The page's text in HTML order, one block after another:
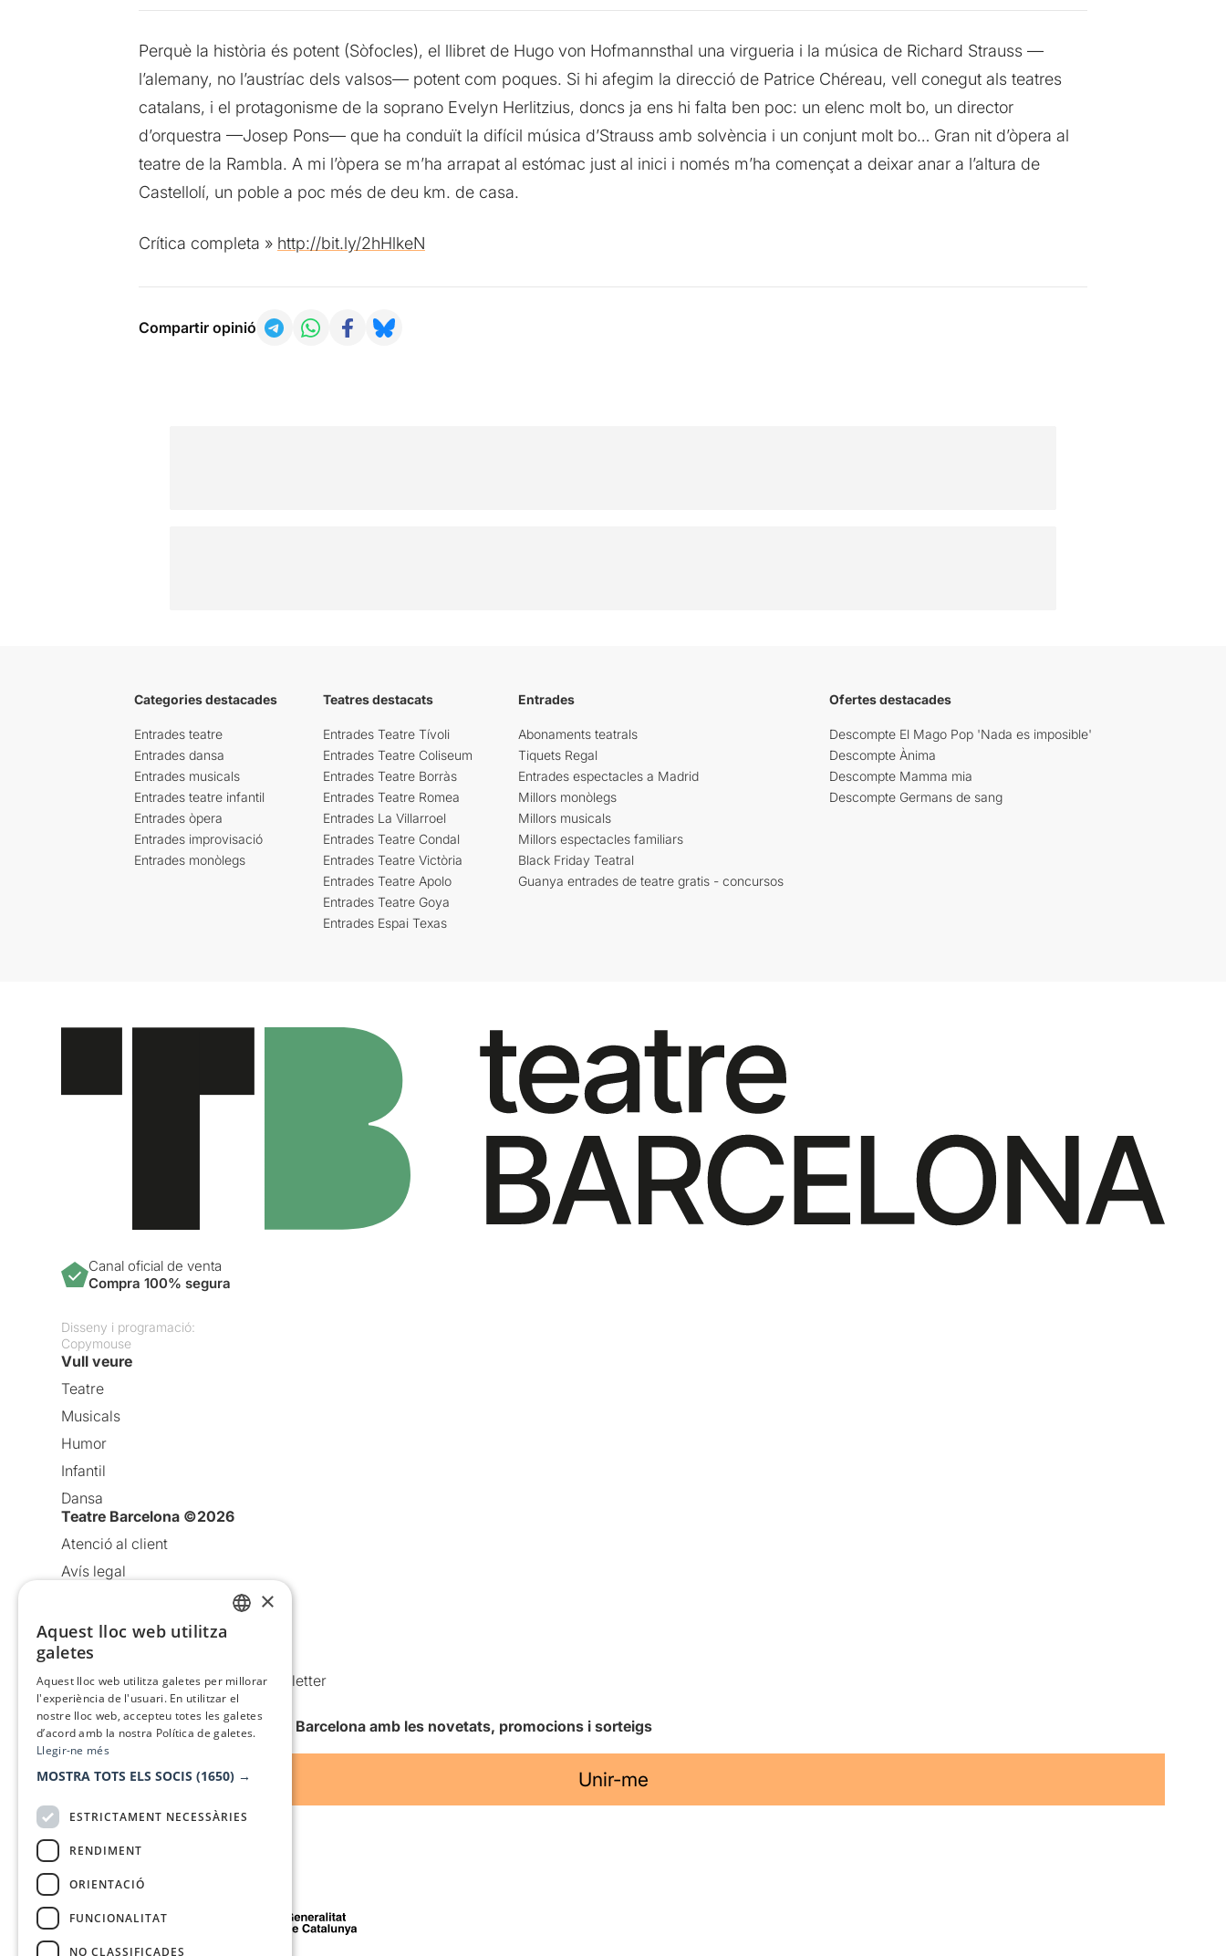
Perquè la història és potent (Sòfocles), el llibret de Hugo von Hofmannsthal una virgueria i la música de Richard Strauss —
l’alemany, no l’austríac dels valsos— potent com poques. Si hi afegim la direcció de Patrice Chéreau, vell conegut als teatres
catalans, i el protagonisme de la soprano Evelyn Herlitzius, doncs ja ens hi falta ben poc: un elenc molt bo, un director
d’orquestra —Josep Pons— que ha conduït la difícil música d’Strauss amb solvència i un conjunt molt bo… Gran nit d’òpera al
teatre de la Rambla. A mi l’òpera se m’ha arrapat al estómac just al inici i només m’ha començat a deixar anar a l’altura de
Castellolí, un poble a poc més de deu km. de casa.
Crítica completa » http://bit.ly/2hHlkeN
Compartir opinió
Categories destacades
Entrades teatre
Entrades dansa
Entrades musicals
Entrades teatre infantil
Entrades òpera
Entrades improvisació
Entrades monòlegs
Teatres destacats
Entrades Teatre Tívoli
Entrades Teatre Coliseum
Entrades Teatre Borràs
Entrades Teatre Romea
Entrades La Villarroel
Entrades Teatre Condal
Entrades Teatre Victòria
Entrades Teatre Apolo
Entrades Teatre Goya
Entrades Espai Texas
Entrades
Abonaments teatrals
Tiquets Regal
Entrades espectacles a Madrid
Millors monòlegs
Millors musicals
Millors espectacles familiars
Black Friday Teatral
Guanya entrades de teatre gratis - concursos
Ofertes destacades
Descompte El Mago Pop 'Nada es imposible'
Descompte Ànima
Descompte Mamma mia
Descompte Germans de sang
Canal oficial de venta
Compra 100% segura
Disseny i programació:
Copymouse
Vull veure
Teatre
Musicals
Humor
Infantil
Dansa
Teatre Barcelona ©2026
Atenció al client
Avís legal
Política de cookies
Condicions d’ús
Comunicacions comercials i Newsletter
Anuncia’t
Vull rebre la newsletter de Teatre Barcelona amb les novetats, promocions i sorteigs
Unir-me
Amb el suport de
×
Aquest lloc web utilitza
galetes
Aquest lloc web utilitza galetes per millorar
l'experiència de l'usuari. En utilitzar el
nostre lloc web, accepteu totes les galetes
d’acord amb la nostra Política de galetes.
Llegir-ne més
MOSTRA TOTS ELS SOCIS (1650) →
ESTRICTAMENT NECESSÀRIES
RENDIMENT
ORIENTACIÓ
FUNCIONALITAT
NO CLASSIFICADES